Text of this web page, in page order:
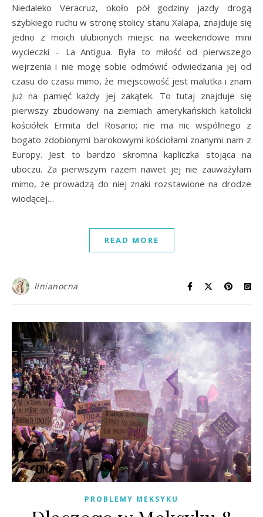
Niedaleko Veracruz, około pół godziny jazdy drogą
szybkiego ruchu w stronę stolicy stanu Xalapa, znajduje się
jedno z moich ulubionych miejsc na weekendowe mini
wycieczki – La Antigua. Była to miłość od pierwszego
wejrzenia i nie mogę sobie odmówić odwiedzania jej od
czasu do czasu mimo, że miejscowość jest malutka i znam
już na pamięć każdy jej zakątek. To tutaj znajduje się
pierwszy zbudowany na ziemiach amerykańskich katolicki
kościółek Ermita del Rosario; nie ma nic współnego z
bogato zdobionymi barokowymi kościołami znanymi nam z
Europy. Jest to bardzo skromna kapliczka stojąca na
uboczu. Za pierwszym razem nawet jej nie zauważyłam
mimo, że prowadzą do niej znaki rozstawione na drodze
wiodącej…
READ MORE
linianocna
PROBLEMY MEKSYKU